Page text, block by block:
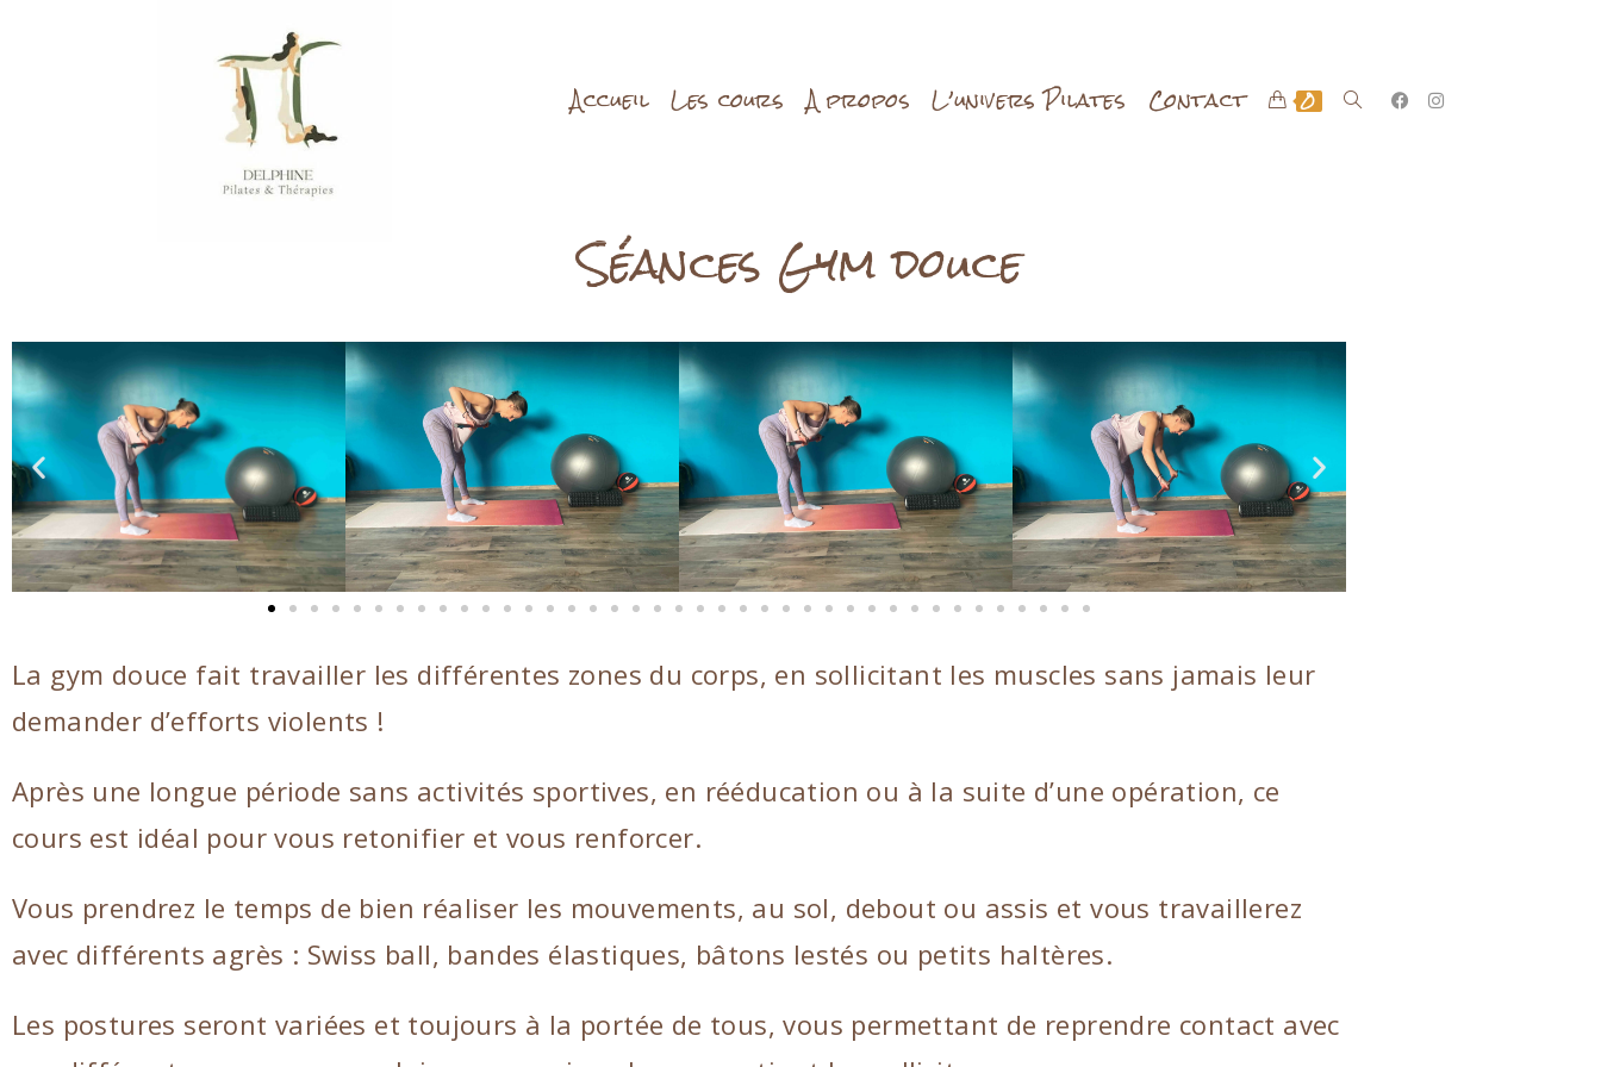
Accueil Les cours A propos L’univers Pilates Contact 0
Séances Gym douce
La gym douce fait travailler les différentes zones du corps, en sollicitant les muscles sans jamais leur
demander d’efforts violents !
Après une longue période sans activités sportives, en rééducation ou à la suite d’une opération, ce
cours est idéal pour vous retonifier et vous renforcer.
Vous prendrez le temps de bien réaliser les mouvements, au sol, debout ou assis et vous travaillerez
avec différents agrès : Swiss ball, bandes élastiques, bâtons lestés ou petits haltères.
Les postures seront variées et toujours à la portée de tous, vous permettant de reprendre contact avec